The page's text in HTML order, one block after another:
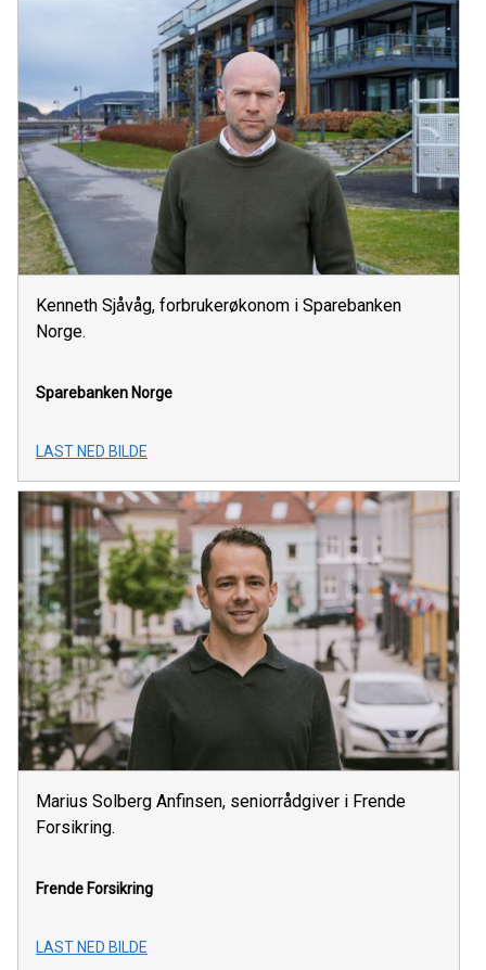
Kenneth Sjåvåg, forbrukerøkonom i Sparebanken
Norge.
Sparebanken Norge
LAST NED BILDE
Marius Solberg Anfinsen, seniorrådgiver i Frende
Forsikring.
Frende Forsikring
LAST NED BILDE